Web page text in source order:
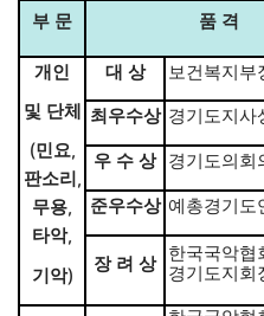
부 문 품 격
개인
및 단체
(민요,
판소리,
무용,
타악,
기악)
대 상 보건복지부
최우수상 경기도지사
우 수 상 경기도의회
준우수상 예총경기도
장 려 상
한국국악협
경기도지회